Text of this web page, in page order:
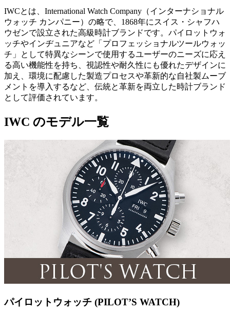
IWCとは、International Watch Company（インターナショナル
ウォッチ カンパニー）の略で、1868年にスイス・シャフハ
ウゼンで設立された高級時計ブランドです。パイロットウォ
ッチやインヂュニアなど「プロフェッショナルツールウォッ
チ」として特異なシーンで使用するユーザーのニーズに応え
る高い機能性を持ち、視認性や耐久性にも優れたデザインに
加え、環境に配慮した製造プロセスや革新的な自社製ムーブ
メントを導入するなど、伝統と革新を両立した時計ブランド
として評価されています。
IWC のモデル一覧
パイロットウォッチ (PILOT’S WATCH)